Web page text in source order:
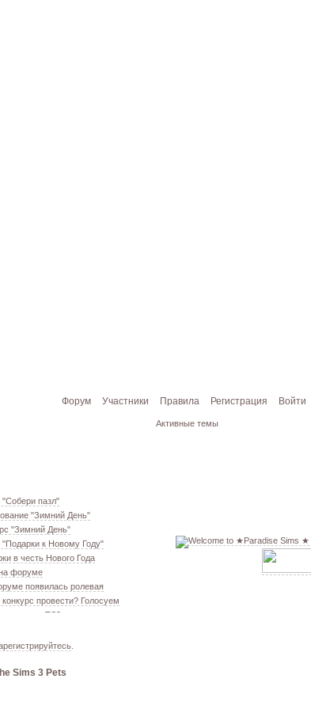
Форум Участники Правила Регистрация Войти
Активные темы
"Собери пазл"
"Зимний День"
"Зимний День"
"Подарки к Новому Году"
в честь Нового Года
форуме
появилась ролевая
конкурс провести? Голосуем
меш. TS3
свою обувь! TS3
GTA VC в игре TS3
.
Sims 3 Pets